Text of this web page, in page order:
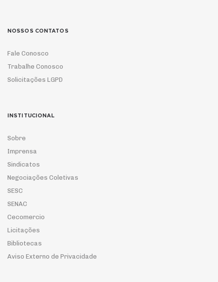
NOSSOS CONTATOS
Fale Conosco
Trabalhe Conosco
Solicitações LGPD
INSTITUCIONAL
Sobre
Imprensa
Sindicatos
Negociações Coletivas
SESC
SENAC
Cecomercio
Licitações
Bibliotecas
Aviso Externo de Privacidade